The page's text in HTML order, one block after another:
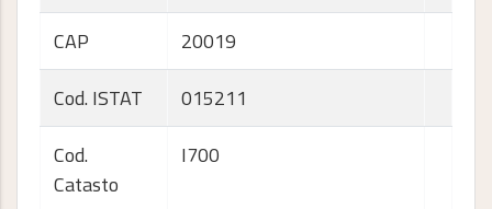
CAP
20019
Cod. ISTAT
015211
Cod.
Catasto
I700